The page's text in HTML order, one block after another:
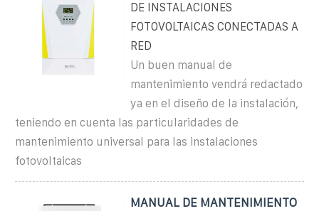
DE INSTALACIONES
FOTOVOLTAICAS CONECTADAS A
RED
Un buen manual de
mantenimiento vendrá redactado
ya en el diseño de la instalación,
teniendo en cuenta las particularidades de
mantenimiento universal para las instalaciones
fotovoltaicas
MANUAL DE MANTENIMIENTO